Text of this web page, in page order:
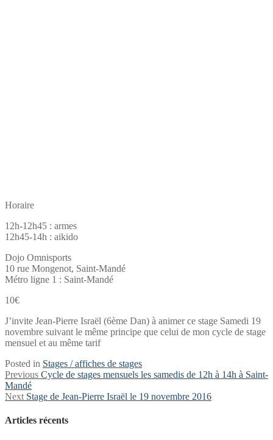
Horaire
12h-12h45 : armes
12h45-14h : aikido
Dojo Omnisports
10 rue Mongenot, Saint-Mandé
Métro ligne 1 : Saint-Mandé
10€
J’invite Jean-Pierre Israël (6ème Dan) à animer ce stage Samedi 19
novembre suivant le même principe que celui de mon cycle de stage
mensuel et au même tarif
Posted in Stages / affiches de stages
Navigation
de
Previous Previous
Cycle de stages mensuels les samedis de 12h à 14h à Saint-
Mandé
Next Next
Stage de Jean-Pierre Israël le 19 novembre 2016
Articles récents